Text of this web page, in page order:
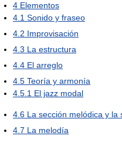
4 Elementos
4.1 Sonido y fraseo
4.2 Improvisación
4.3 La estructura
4.4 El arreglo
4.5 Teoría y armonía
4.5.1 El jazz modal
4.6 La sección melódica y la
4.7 La melodía